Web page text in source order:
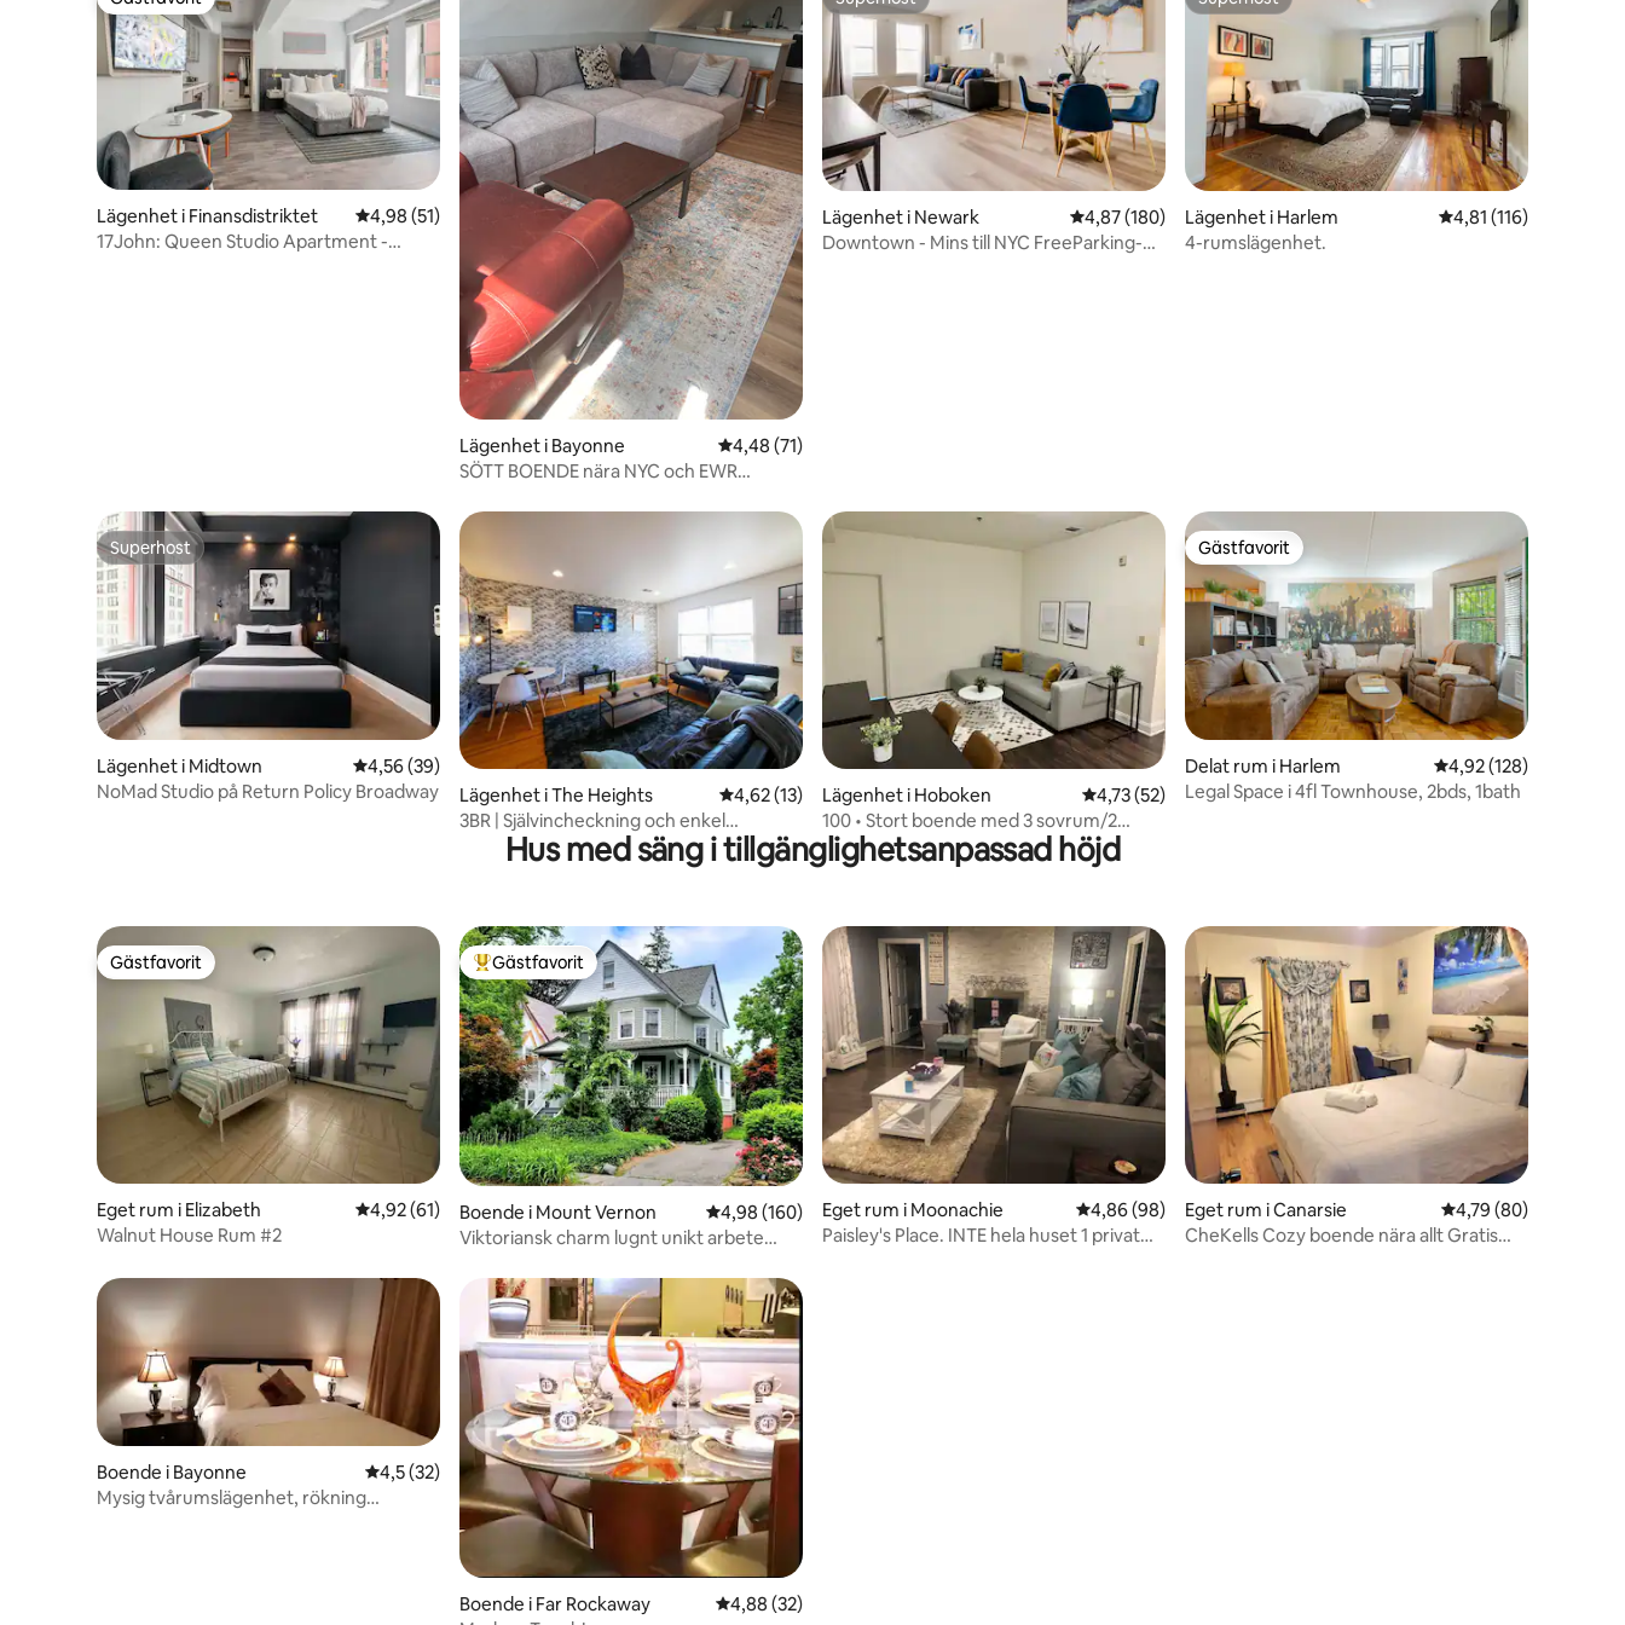
Gästfavorit
Lägenhet i Finansdistriktet 4,98 av 5 i genomsnittligt betyg, 51 omdömen
4,98 (51)
17John: Queen Studio Apartment -
Lägenhet i Bayonne 4,48 av 5 i genomsnittligt betyg, 71 omdömen
4,48 (71)
SÖTT BOENDE nära NYC och EWR
Superhost
Lägenhet i Newark 4,87 av 5 i genomsnittligt betyg, 180 omdömen
4,87 (180)
Downtown - Mins till NYC FreeParking-
Superhost
Lägenhet i Harlem 4,81 av 5 i
4,81 (116)
4-rumslägenhet.
Superhost
Superhost
Lägenhet i Midtown 4,56 av 5 i genomsnittligt betyg, 39 omdömen
4,56 (39)
NoMad Studio på Return Policy Broadway
Lägenhet i The Heights 4,62 av 5 i genomsnittligt betyg, 13 omdömen
4,62 (13)
3BR | Självincheckning och enkel
utcheckning | NYC Access
Lägenhet i Hoboken 4,73 av 5 i genomsnittligt betyg, 52 omdömen
4,73 (52)
100 • Stort boende med 3 sovrum/2
badrum • Buss till New York
Gästfavorit
Gästfavorit
Delat rum i Harlem 4,92 av 5 i
4,92 (128)
Legal Space i 4fl Townhouse, 2bds, 1bath
Hus med säng i tillgänglighetsanpassad höjd
Gästfavorit
Gästfavorit
Eget rum i Elizabeth 4,92 av 5 i genomsnittligt betyg, 61 omdömen
4,92 (61)
Walnut House Rum #2
Populär gästfavorit
Gästfavorit
Boende i Mount Vernon 4,98 av 5 i genomsnittligt betyg, 160 omdömen
4,98 (160)
Viktoriansk charm lugnt unikt arbete
Eget rum i Moonachie 4,86 av 5 i genomsnittligt betyg, 98 omdömen
4,86 (98)
Paisley's Place. INTE hela huset 1 privat
Eget rum i Canarsie 4,79 av 5 i
4,79 (80)
CheKells Cozy boende nära allt Gratis
Boende i Bayonne 4,5 av 5 i genomsnittligt betyg, 32 omdömen
4,5 (32)
Mysig tvårumslägenhet, rökning
Boende i Far Rockaway 4,88 av 5 i genomsnittligt betyg, 32 omdömen
4,88 (32)